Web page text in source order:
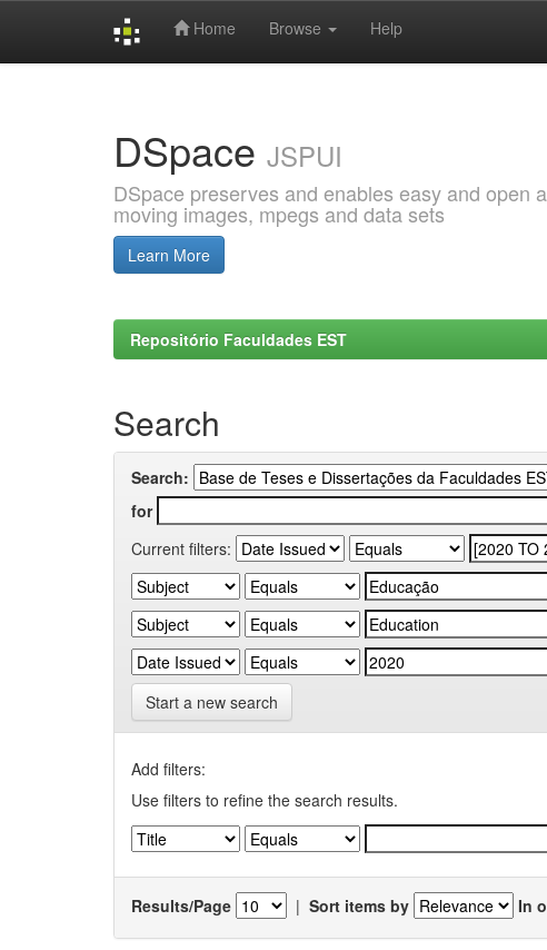
Home Browse Help
DSpace JSPUI
DSpace preserves and enables easy and open
moving images, mpegs and data sets
Learn More
Repositório Faculdades EST
Search
Search:
for
Current filters:
Start a new search
Add filters:
Use filters to refine the search results.
Results/Page | Sort items by In